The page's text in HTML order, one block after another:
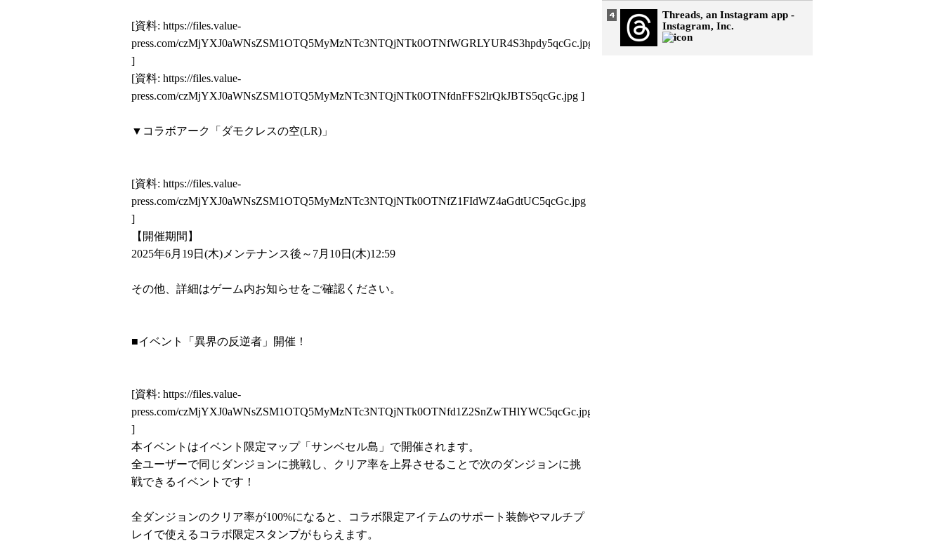
[資料: https://files.value-
press.com/czMjYXJ0aWNsZSM1OTQ5MyMzNTc3NTQjNTk0OTNfWGRLYUR4S3hpdy5qcGc.jpg
]
[資料: https://files.value-
press.com/czMjYXJ0aWNsZSM1OTQ5MyMzNTc3NTQjNTk0OTNfdnFFS2lrQkJBTS5qcGc.jpg ]
▼コラボアーク「ダモクレスの空(LR)」
[資料: https://files.value-
press.com/czMjYXJ0aWNsZSM1OTQ5MyMzNTc3NTQjNTk0OTNfZ1FIdWZ4aGdtUC5qcGc.jpg
]
【開催期間】
2025年6月19日(木)メンテナンス後～7月10日(木)12:59
その他、詳細はゲーム内お知らせをご確認ください。
■イベント「異界の反逆者」開催！
[資料: https://files.value-
press.com/czMjYXJ0aWNsZSM1OTQ5MyMzNTc3NTQjNTk0OTNfd1Z2SnZwTHlYWC5qcGc.jpg
]
本イベントはイベント限定マップ「サンベセル島」で開催されます。
全ユーザーで同じダンジョンに挑戦し、クリア率を上昇させることで次のダンジョンに挑
戦できるイベントです！
全ダンジョンのクリア率が100%になると、コラボ限定アイテムのサポート装飾やマルチプ
レイで使えるコラボ限定スタンプがもらえます。
Threads, an Instagram app -
Instagram, Inc.